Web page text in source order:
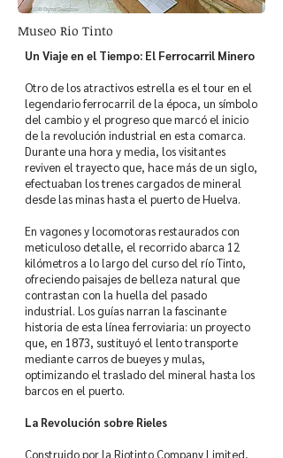
Museo Rio Tinto
Un Viaje en el Tiempo: El Ferrocarril Minero
Otro de los atractivos estrella es el tour en el
legendario ferrocarril de la época, un símbolo
del cambio y el progreso que marcó el inicio
de la revolución industrial en esta comarca.
Durante una hora y media, los visitantes
reviven el trayecto que, hace más de un siglo,
efectuaban los trenes cargados de mineral
desde las minas hasta el puerto de Huelva.
En vagones y locomotoras restaurados con
meticuloso detalle, el recorrido abarca 12
kilómetros a lo largo del curso del río Tinto,
ofreciendo paisajes de belleza natural que
contrastan con la huella del pasado
industrial. Los guías narran la fascinante
historia de esta línea ferroviaria: un proyecto
que, en 1873, sustituyó el lento transporte
mediante carros de bueyes y mulas,
optimizando el traslado del mineral hasta los
barcos en el puerto.
La Revolución sobre Rieles
Construido por la Riotinto Company Limited,